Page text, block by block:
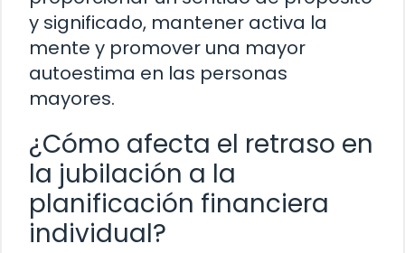
y significado, mantener activa la
mente y promover una mayor
autoestima en las personas
mayores.
¿Cómo afecta el retraso en
la jubilación a la
planificación financiera
individual?